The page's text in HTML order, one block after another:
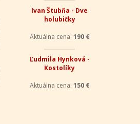
Putovanie
Aktuálna cena:1 400 €
Ivan Štubňa - Dve